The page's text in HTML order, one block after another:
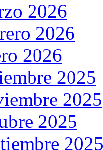
2026
2026
2026
2025
2025
2025
2025